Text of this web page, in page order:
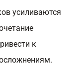
усиливаются
к